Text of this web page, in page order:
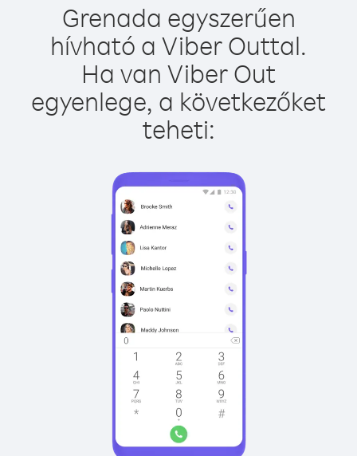
Grenada egyszerűen
hívható a Viber Outtal.
Ha van Viber Out
egyenlege, a következőket
teheti: